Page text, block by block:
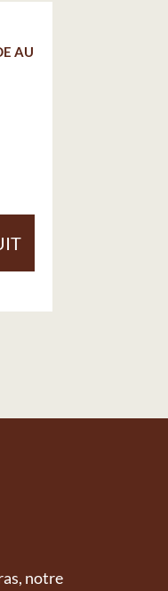
AU
notre